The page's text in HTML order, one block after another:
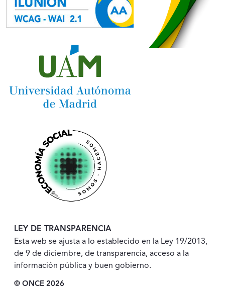
LEY DE TRANSPARENCIA
Esta web se ajusta a lo establecido en la Ley 19/2013,
de 9 de diciembre, de transparencia, acceso a la
información pública y buen gobierno.
© ONCE 2026